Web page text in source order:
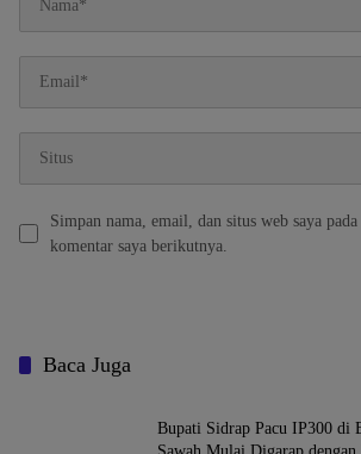
Simpan nama, email, dan situs web saya
komentar saya berikutnya.
Baca Juga
Bupati Sidrap Pacu IP300 di